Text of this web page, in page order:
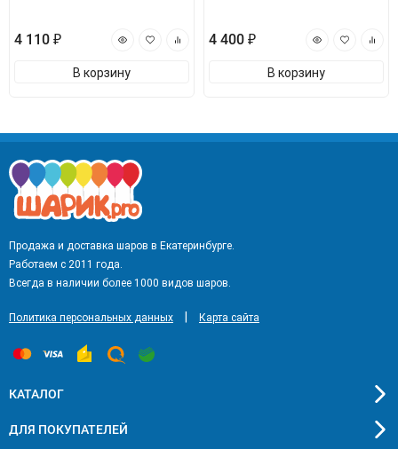
4 110 ₽
В корзину
4 400 ₽
В корзину
Продажа и доставка шаров в Екатеринбурге.
Работаем с 2011 года.
Всегда в наличии более 1000 видов шаров.
Политика персональных данных Карта сайта
КАТАЛОГ
ДЛЯ ПОКУПАТЕЛЕЙ